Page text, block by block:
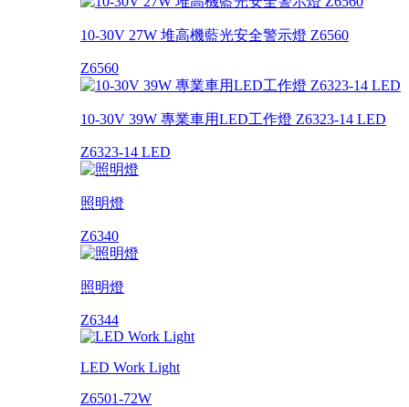
10-30V 27W 堆高機藍光安全警示燈 Z6560
Z6560
10-30V 39W 專業車用LED工作燈 Z6323-14 LED
Z6323-14 LED
照明燈
Z6340
照明燈
Z6344
LED Work Light
Z6501-72W